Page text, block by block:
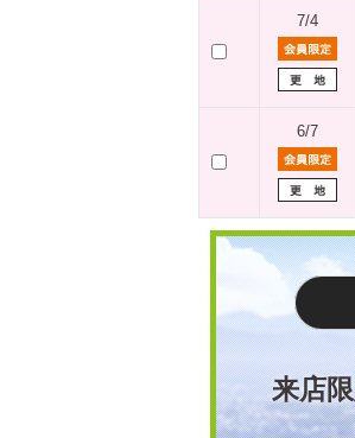
7/4
6/7
来店